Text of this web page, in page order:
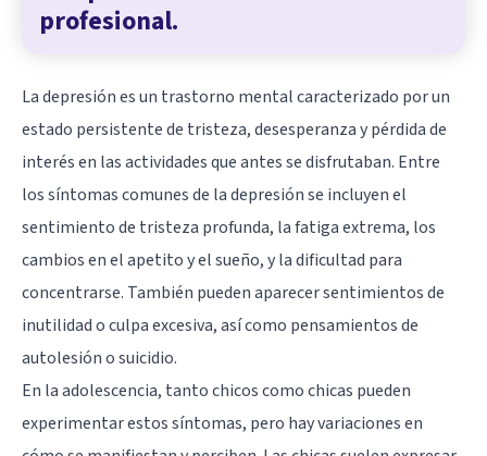
profesional.
Ladepresiónes un trastorno mental caracterizado por un
estado persistente de tristeza, desesperanza y pérdida de
interés en las actividades que antes se disfrutaban. Entre
los síntomas comunes de la depresión se incluyen el
sentimiento de tristeza profunda, la fatiga extrema, los
cambios en el apetito y el sueño, y la dificultad para
concentrarse. También pueden aparecer sentimientos de
inutilidad o culpa excesiva, así como pensamientos de
autolesión o suicidio.
En la adolescencia, tanto chicos como chicas pueden
experimentar estos síntomas, pero hay variaciones en